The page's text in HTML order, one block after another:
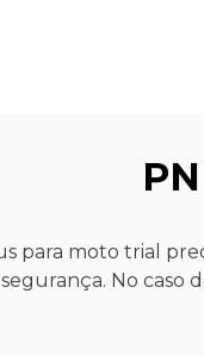
para moto trial
No caso
como barro,